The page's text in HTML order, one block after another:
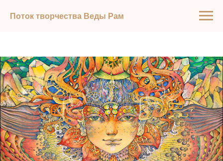
Поток творчества Веды Рам